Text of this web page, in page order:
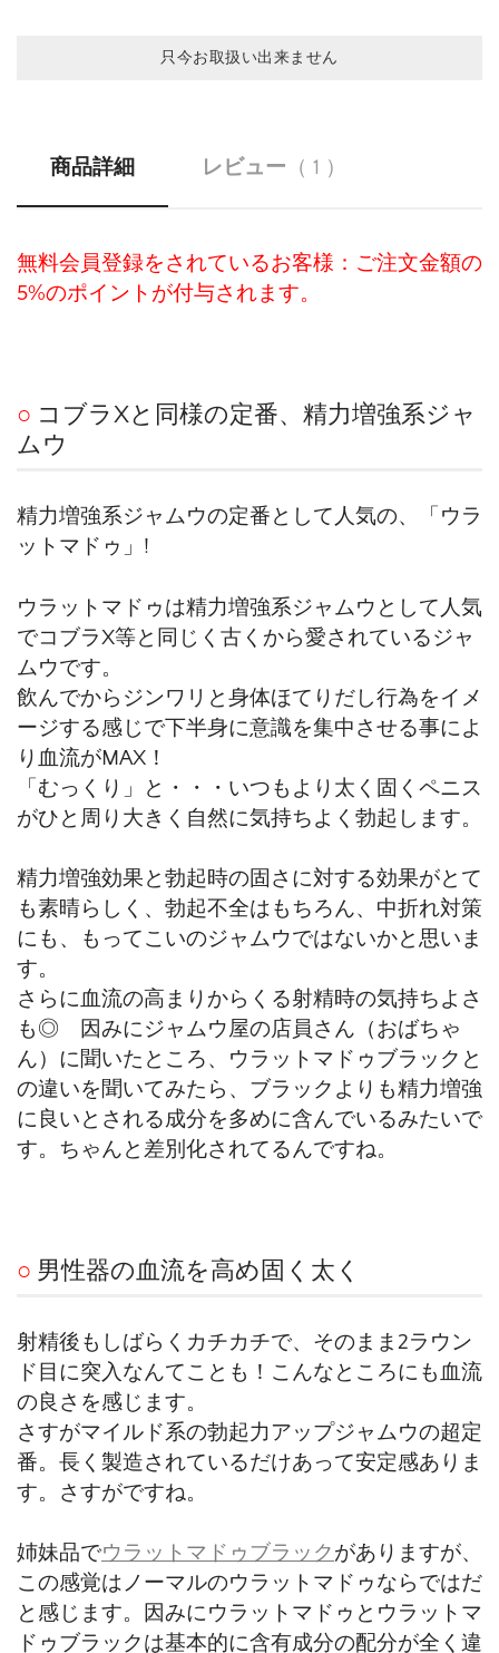
只今お取扱い出来ません
商品詳細 レビュー （ 1 ）
無料会員登録をされているお客様：ご注文金額の
5%のポイントが付与されます。
○ コブラXと同様の定番、精力増強系ジャ
ムウ
精力増強系ジャムウの定番として人気の、「ウラ
ットマドゥ」!
ウラットマドゥは精力増強系ジャムウとして人気
でコブラX等と同じく古くから愛されているジャ
ムウです。
飲んでからジンワリと身体ほてりだし行為をイメ
ージする感じで下半身に意識を集中させる事によ
り血流がMAX！
「むっくり」と・・・いつもより太く固くペニス
がひと周り大きく自然に気持ちよく勃起します。
精力増強効果と勃起時の固さに対する効果がとて
も素晴らしく、勃起不全はもちろん、中折れ対策
にも、もってこいのジャムウではないかと思いま
す。
さらに血流の高まりからくる射精時の気持ちよさ
も◎ 因みにジャムウ屋の店員さん（おばちゃ
ん）に聞いたところ、ウラットマドゥブラックと
の違いを聞いてみたら、ブラックよりも精力増強
に良いとされる成分を多めに含んでいるみたいで
す。ちゃんと差別化されてるんですね。
○ 男性器の血流を高め固く太く
射精後もしばらくカチカチで、そのまま2ラウン
ド目に突入なんてことも！こんなところにも血流
の良さを感じます。
さすがマイルド系の勃起力アップジャムウの超定
番。長く製造されているだけあって安定感ありま
す。さすがですね。
姉妹品でウラットマドゥブラックがありますが、
この感覚はノーマルのウラットマドゥならではだ
と感じます。因みにウラットマドゥとウラットマ
ドゥブラックは基本的に含有成分の配分が全く違